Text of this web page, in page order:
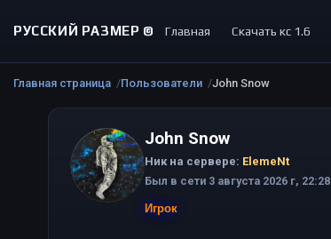
РУССКИЙ РАЗМЕР © Главная Скачать кс 1.6
Главная страница Пользователи John Snow
John Snow
Ник на сервере: ElemeNt
Был в сети 3 августа 2026 г, 22:28
Игрок